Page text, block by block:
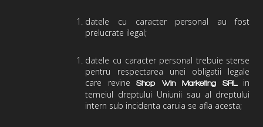
datele cu caracter personal au fost
prelucrate ilegal;
datele cu caracter personal trebuie sterse
pentru respectarea unei obligatii legale
care revineShop Win Marketing SRL
in
temeiul dreptului Uniunii sau al dreptului
intern sub incidenta caruia se afla acesta;